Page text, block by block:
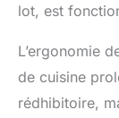
lot, est
L’ergonomie
de cuisine
rédhibitoire,